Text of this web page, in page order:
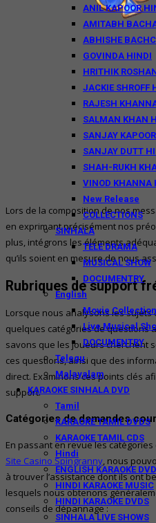
ANIL KAPOOR
AMITABH
ABHISHE
GOVINDA HINDI
HRITHIK
JACKIE SHROFF
RAJESH
SALMAN KHAN
SANJAY
SANJAY DUTT
SHAH-RUKH
VINOD KHANNA
New Release
COLLECTIONS
SINHALA
TELE DRAMA
MUSICAL SHOW
DOCUMENTRY
English
Movie
Live Musical
DOCUMENTRY
Telegu
Malayalam
KARAOKE SINHALA DVD
Tamil
KARAOKE TAMIL DVDS
KARAOKE TAMIL CDS
Hindi
ENGLISH KARAOKE
HINDI KARAOKE MUSIC
HINDI KARAOKE DVDS
SINHALA LIVE SHOWS
Lors de la composition de nos
en exprimant précisément nos
plus, intégrons les éléments
qu’ils soient en mesure de nous
Rubriques de support
Lorsque nous analysons les
quelques catégories de questions
savons que les joueurs cherchent
ces questions, ainsi que des
direct. Examinons ces points clés
support.
Catégories de demandes
En passant en revue les
Site Casino Spingranny, nous
à trouver l’assistance dont ils ont
lesquels nous obtenons
conseils de dépannage :